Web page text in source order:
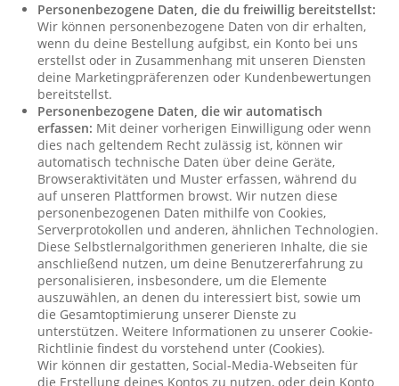
Personenbezogene Daten, die du freiwillig bereitstellst:
Wir können personenbezogene Daten von dir erhalten,
wenn du deine Bestellung aufgibst, ein Konto bei uns
erstellst oder in Zusammenhang mit unseren Diensten
deine Marketingpräferenzen oder Kundenbewertungen
bereitstellst.
Personenbezogene Daten, die wir automatisch
erfassen: Mit deiner vorherigen Einwilligung oder wenn
dies nach geltendem Recht zulässig ist, können wir
automatisch technische Daten über deine Geräte,
Browseraktivitäten und Muster erfassen, während du
auf unseren Plattformen browst. Wir nutzen diese
personenbezogenen Daten mithilfe von Cookies,
Serverprotokollen und anderen, ähnlichen Technologien.
Diese Selbstlernalgorithmen generieren Inhalte, die sie
anschließend nutzen, um deine Benutzererfahrung zu
personalisieren, insbesondere, um die Elemente
auszuwählen, an denen du interessiert bist, sowie um
die Gesamtoptimierung unserer Dienste zu
unterstützen. Weitere Informationen zu unserer Cookie-
Richtlinie findest du vorstehend unter (Cookies).
Wir können dir gestatten, Social-Media-Webseiten für
die Erstellung deines Kontos zu nutzen, oder dein Konto